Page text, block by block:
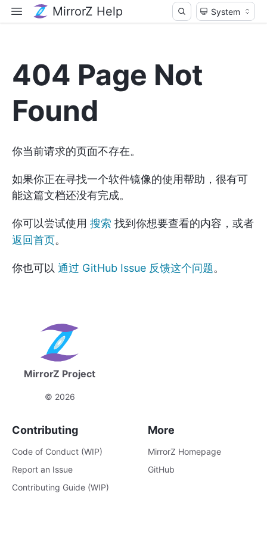
MirrorZ Help
404 Page Not
Found
你当前请求的页面不存在。
如果你正在寻找一个软件镜像的使用帮助，很有可
能这篇文档还没有完成。
你可以尝试使用 搜索 找到你想要查看的内容，或者
返回首页。
你也可以 通过 GitHub Issue 反馈这个问题。
MirrorZ Project
© 2026
Contributing
Code of Conduct (WIP)
Report an Issue
Contributing Guide (WIP)
More
MirrorZ Homepage
GitHub